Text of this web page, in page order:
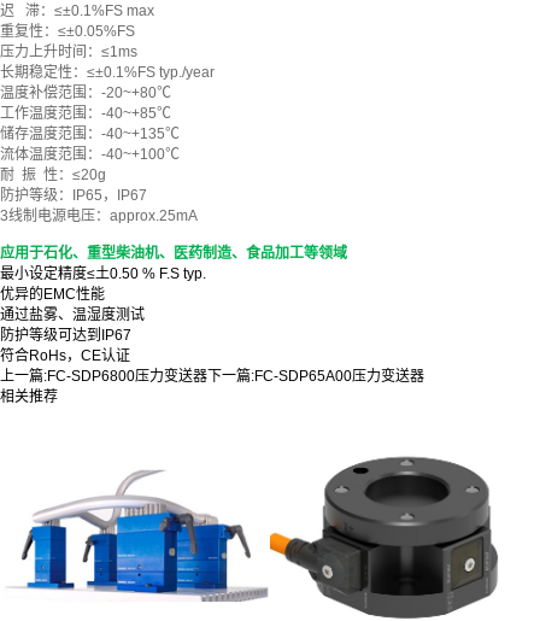
迟 滞：≤±0.1%FS max
重复性：≤±0.05%FS
压力上升时间：≤1ms
长期稳定性：≤±0.1%FS typ./year
温度补偿范围：-20~+80℃
工作温度范围：-40~+85℃
储存温度范围：-40~+135℃
流体温度范围：-40~+100℃
耐 振 性：≤20g
防护等级：IP65，IP67
3线制电源电压：approx.25mA
应用于石化、重型柴油机、医药制造、食品加工等领域
最小设定精度≤土0.50 % F.S typ.
优异的EMC性能
通过盐雾、温湿度测试
防护等级可达到IP67
符合RoHs，CE认证
上一篇:FC-SDP6800压力变送器 下一篇:FC-SDP65A00压力变送器
相关推荐